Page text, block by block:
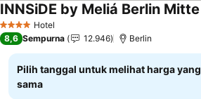
4 BintangHotel
INNSiDE by Meliá Berlin Mitte
8,6 Sempurna 12.946 Berlin
Pilih tanggal untuk melihat harga yang
sama